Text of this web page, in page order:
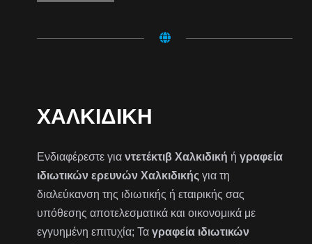
ΧΑΛΚΙΔΙΚΉ
Ενδιαφέρεστε γιαντετέκτιβ Χαλκιδική ήγραφεία
ιδιωτικών ερευνών Χαλκιδικής για τη
διαλεύκανση της ιδιωτικής ή εταιρικής σας
υπόθεσης αποτελεσματικά και οικονομικά με
εγγυημένη επιτυχία; Ταγραφεία ιδιωτικών